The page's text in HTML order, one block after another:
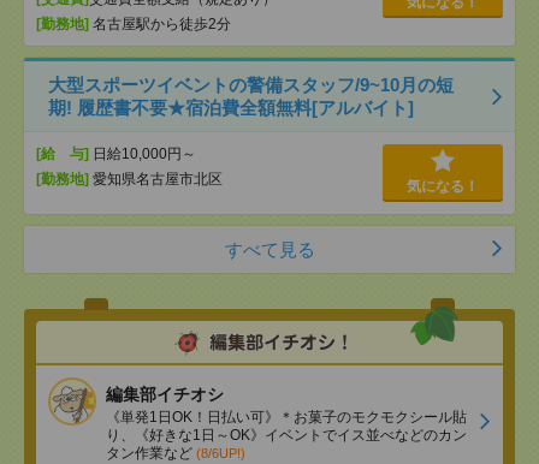
[勤務地] 名古屋駅から徒歩2分
大型スポーツイベントの警備スタッフ/9~10月の短
期! 履歴書不要★宿泊費全額無料[アルバイト]
[給 与] 日給10,000円～
[勤務地] 愛知県名古屋市北区 気になる！
すべて見る
編集部イチオシ
《単発1日OK！日払い可》＊お菓子のモクモクシール貼
り、《好きな1日～OK》イベントでイス並べなどのカン
タン作業など (8/6UP!)